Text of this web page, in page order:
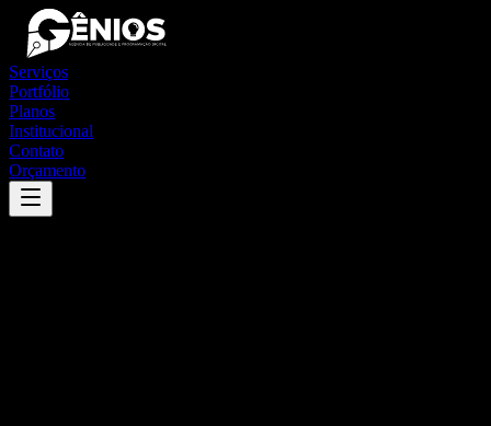
Serviços
Portfólio
Planos
Institucional
Contato
Orçamento